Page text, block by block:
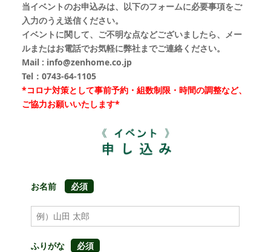
当イベントのお申込みは、以下のフォームに必要事項をご
入力のうえ送信ください。
イベントに関して、ご不明な点などございましたら、メー
ルまたはお電話でお気軽に弊社までご連絡ください。
Mail : info@zenhome.co.jp
Tel：0743-64-1105
*コロナ対策として事前予約・組数制限・時間の調整など、
ご協力お願いいたします*
お名前
ふりがな